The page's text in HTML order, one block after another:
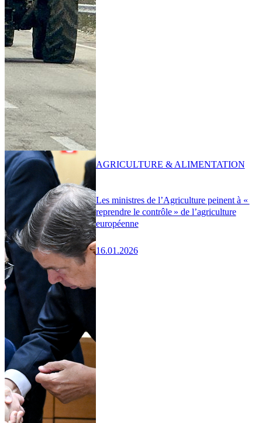
Les ministres de l’Agriculture peinent à «
reprendre le contrôle » de l’agriculture
européenne
16.01.2026
AGRICULTURE & ALIMENTATION